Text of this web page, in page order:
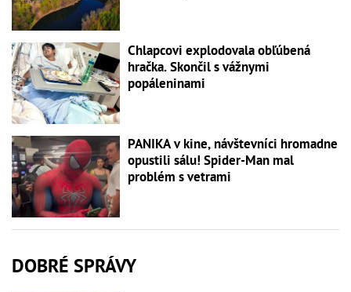
Chlapcovi explodovala obľúbená
hračka. Skončil s vážnymi
popáleninami
PANIKA v kine, návštevníci hromadne
opustili sálu! Spider-Man mal
problém s vetrami
DOBRÉ SPRÁVY